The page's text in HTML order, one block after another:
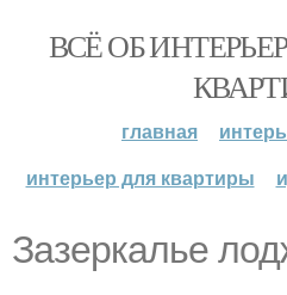
ВСЁ ОБ
главная
интерьер для квартиры
Зазеркалье